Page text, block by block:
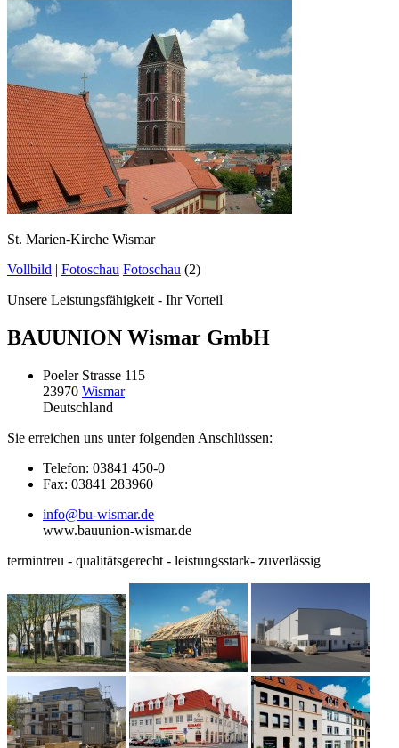
St. Marien-Kirche Wismar
Vollbild | Fotoschau Fotoschau (2)
Unsere Leistungsfähigkeit - Ihr Vorteil
BAUUNION Wismar GmbH
Poeler Strasse 115
23970 Wismar
Deutschland
Sie erreichen uns unter folgenden Anschlüssen:
Telefon: 03841 450-0
Fax: 03841 283960
info@bu-wismar.de
www.bauunion-wismar.de
termintreu - qualitätsgerecht - leistungsstark- zuverlässig